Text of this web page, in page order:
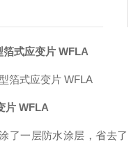
式应变片 WFLA
片 WFLA
了一层防水涂层，省去了